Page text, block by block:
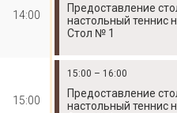
14:00
Предоставление
настольный теннис
Стол № 1
15:00
15:00 – 16:00
Предоставление
настольный теннис